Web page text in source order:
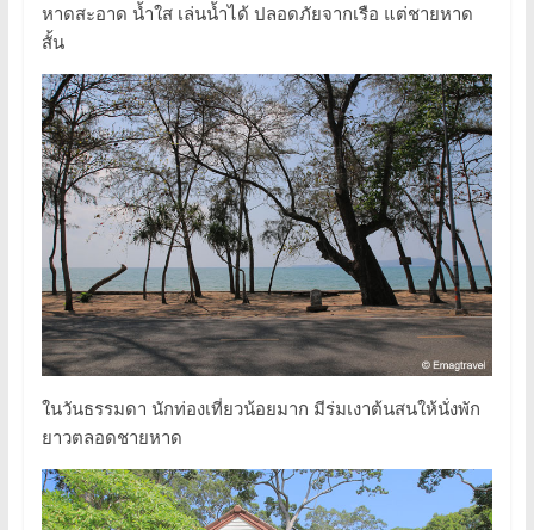
หาดสะอาด น้ำใส เล่นน้ำได้ ปลอดภัยจากเรือ แต่ชายหาด
สั้น
ในวันธรรมดา นักท่องเที่ยวน้อยมาก มีร่มเงาต้นสนให้นั่งพัก
ยาวตลอดชายหาด